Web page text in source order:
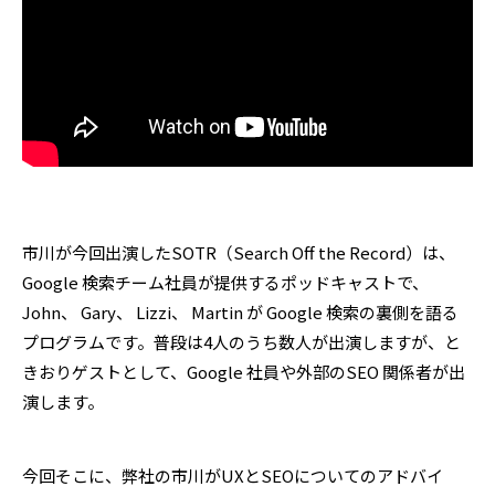
市川が今回出演したSOTR（Search Off the Record）は、
Google 検索チーム社員が提供するポッドキャストで、
John、 Gary、 Lizzi、 Martin が Google 検索の裏側を語る
プログラムです。普段は4人のうち数人が出演しますが、と
きおりゲストとして、Google 社員や外部のSEO 関係者が出
演します。
今回そこに、弊社の市川がUXとSEOについてのアドバイ